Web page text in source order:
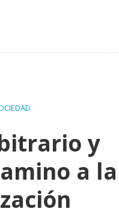
y
a la